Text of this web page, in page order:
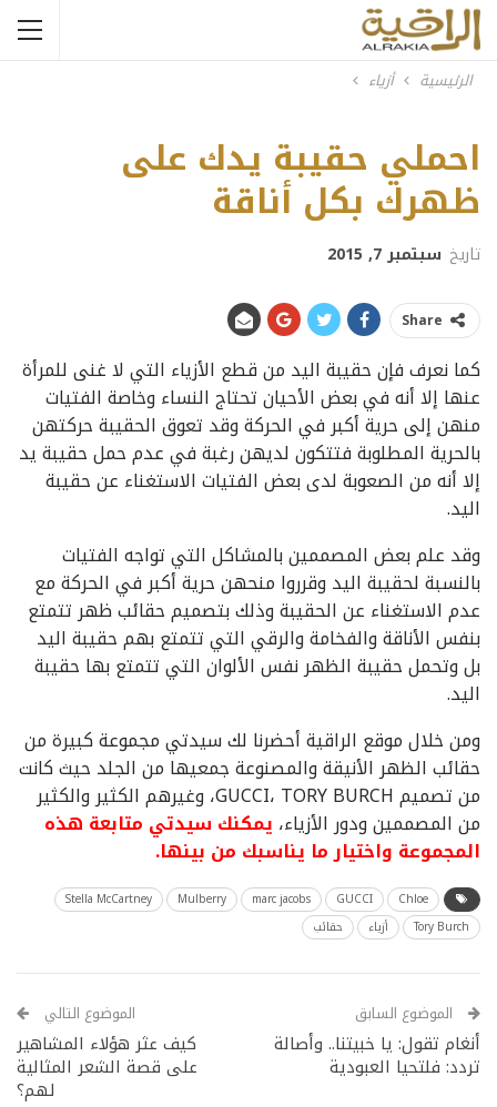
الرئيسية أزياء
احملي حقيبة يدك على ظهرك بكل أناقة
احملي حقيبة يدك على
ظهرك بكل أناقة
تاريخ سبتمبر 7, 2015
Share
كما نعرف فإن حقيبة اليد من قطع الأزياء التي لا غنى للمرأة
عنها إلا أنه في بعض الأحيان تحتاج النساء وخاصة الفتيات
منهن إلى حرية أكبر في الحركة وقد تعوق الحقيبة حركتهن
بالحرية المطلوبة فتتكون لديهن رغبة في عدم حمل حقيبة يد
إلا أنه من الصعوبة لدى بعض الفتيات الاستغناء عن حقيبة
اليد.
وقد علم بعض المصممين بالمشاكل التي تواجه الفتيات
بالنسبة لحقيبة اليد وقرروا منحهن حرية أكبر في الحركة مع
عدم الاستغناء عن الحقيبة وذلك بتصميم حقائب ظهر تتمتع
بنفس الأناقة والفخامة والرقي التي تتمتع بهم حقيبة اليد
بل وتحمل حقيبة الظهر نفس الألوان التي تتمتع بها حقيبة
اليد.
ومن خلال موقع الراقية أحضرنا لك سيدتي مجموعة كبيرة من
حقائب الظهر الأنيقة والمصنوعة جمعيها من الجلد حيث كانت
من تصميم GUCCI، TORY BURCH، وغيرهم الكثير والكثير
من المصممين ودور الأزياء، يمكنك سيدتي متابعة هذه
المجموعة واختيار ما يناسبك من بينها.
Chloe
GUCCI
marc jacobs
Mulberry
Stella McCartney
Tory Burch
أزياء حقائب
الموضوع السابق
أنغام تقول: يا خبيتنا.. وأصالة
تردد: فلتحيا العبودية
الموضوع التالي
كيف عثر هؤلاء المشاهير
على قصة الشعر المثالية
لهم؟